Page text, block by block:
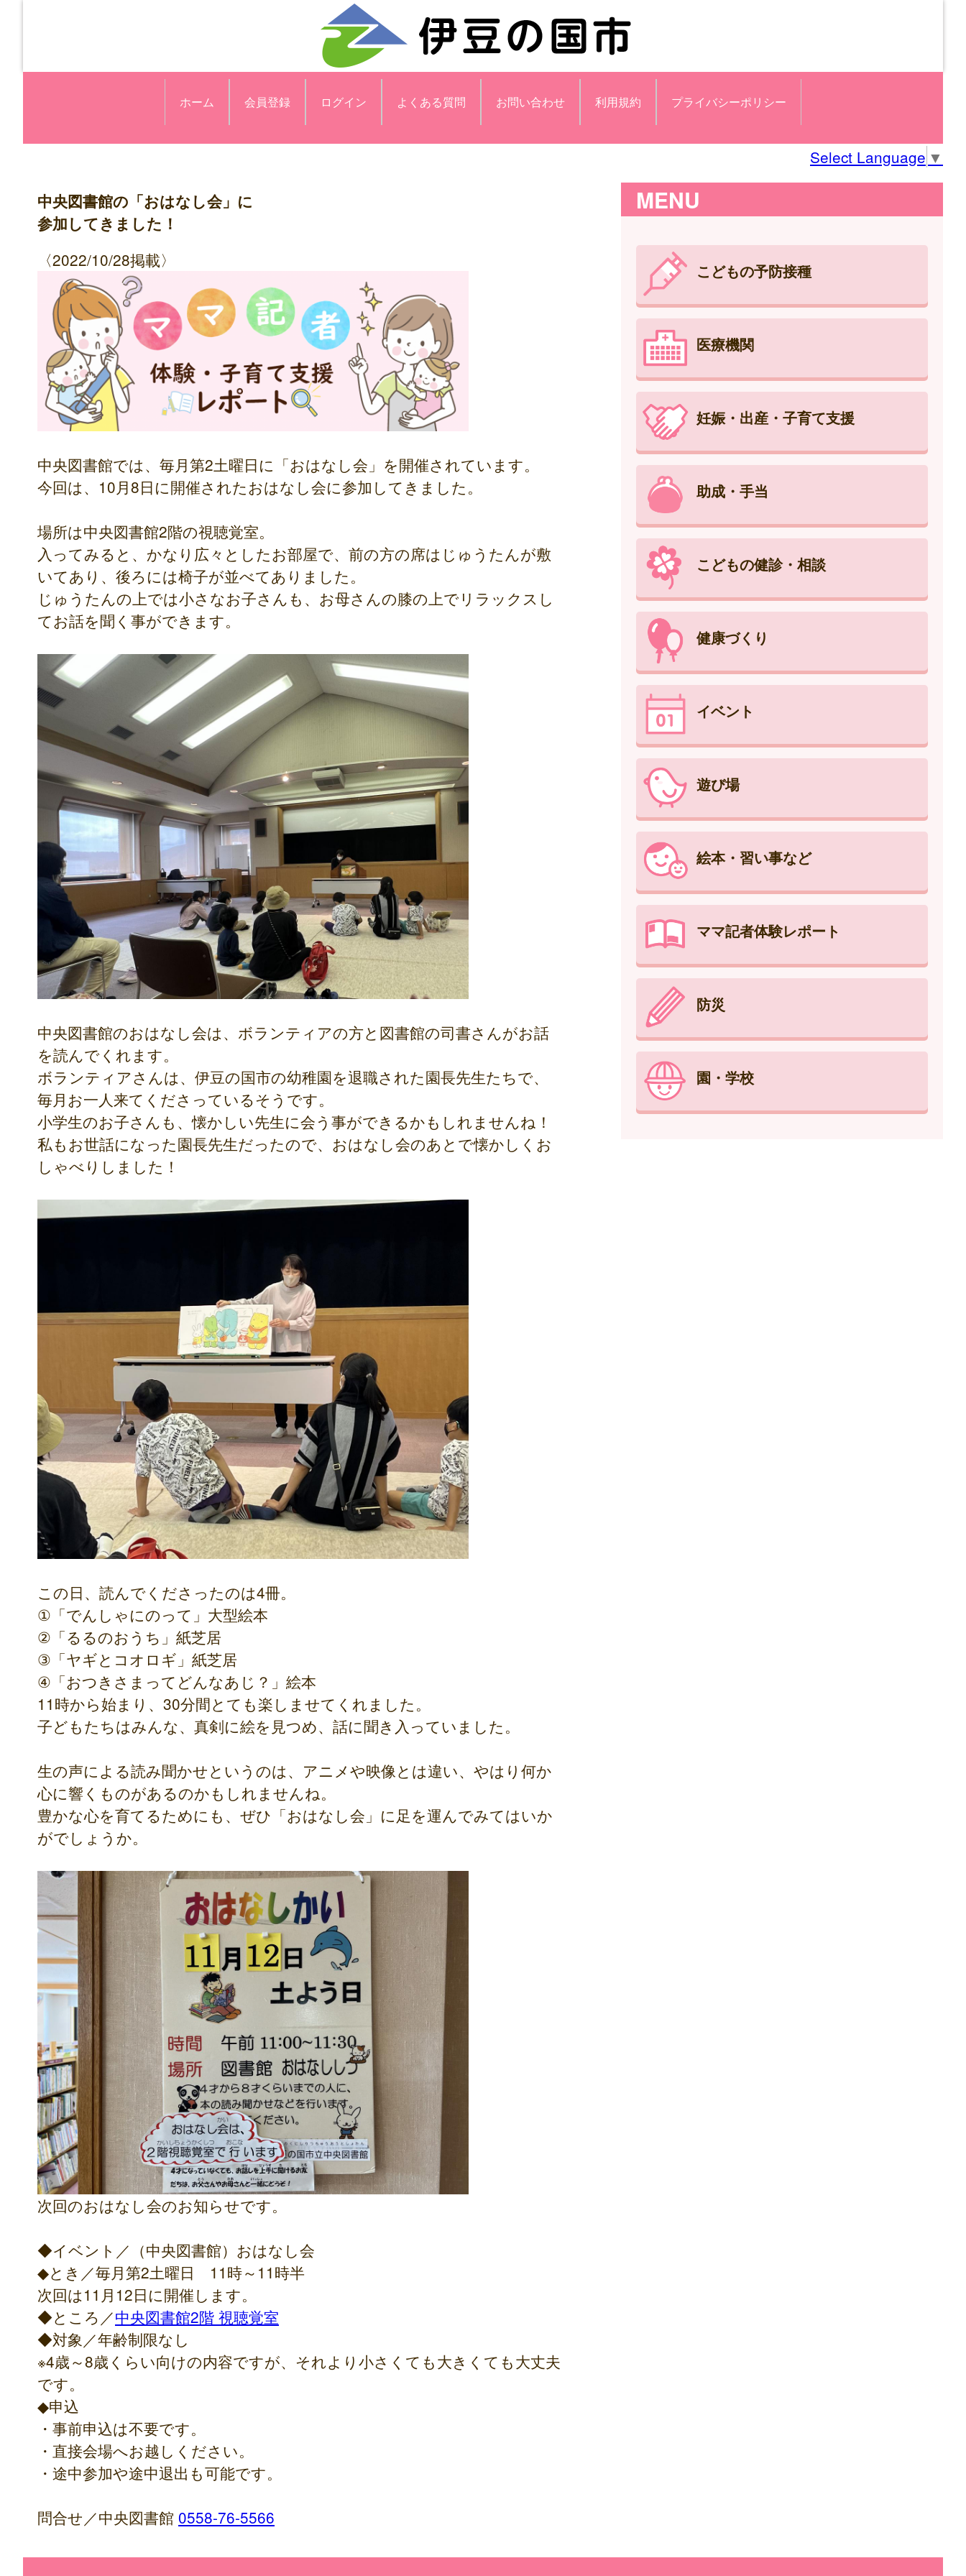
ホーム 会員登録 ログイン よくある質問 お問い合わせ 利用規約 プライバシーポリシー
Select Language ▼
中央図書館の「おはなし会」に
参加してきました！
〈2022/10/28掲載〉
中央図書館では、毎月第2土曜日に「おはなし会」を開催されています。
今回は、10月8日に開催されたおはなし会に参加してきました。
場所は中央図書館2階の視聴覚室。
入ってみると、かなり広々としたお部屋で、前の方の席はじゅうたんが敷
いてあり、後ろには椅子が並べてありました。
じゅうたんの上では小さなお子さんも、お母さんの膝の上でリラックスし
てお話を聞く事ができます。
中央図書館のおはなし会は、ボランティアの方と図書館の司書さんがお話
を読んでくれます。
ボランティアさんは、伊豆の国市の幼稚園を退職された園長先生たちで、
毎月お一人来てくださっているそうです。
小学生のお子さんも、懐かしい先生に会う事ができるかもしれませんね！
私もお世話になった園長先生だったので、おはなし会のあとで懐かしくお
しゃべりしました！
この日、読んでくださったのは4冊。
①「でんしゃにのって」大型絵本
②「るるのおうち」紙芝居
③「ヤギとコオロギ」紙芝居
④「おつきさまってどんなあじ？」絵本
11時から始まり、30分間とても楽しませてくれました。
子どもたちはみんな、真剣に絵を見つめ、話に聞き入っていました。
生の声による読み聞かせというのは、アニメや映像とは違い、やはり何か
心に響くものがあるのかもしれませんね。
豊かな心を育てるためにも、ぜひ「おはなし会」に足を運んでみてはいか
がでしょうか。
次回のおはなし会のお知らせです。
◆イベント／（中央図書館）おはなし会
◆とき／毎月第2土曜日 11時～11時半
次回は11月12日に開催します。
◆ところ／中央図書館2階 視聴覚室
◆対象／年齢制限なし
※4歳～8歳くらい向けの内容ですが、それより小さくても大きくても大丈夫
です。
◆申込
・事前申込は不要です。
・直接会場へお越しください。
・途中参加や途中退出も可能です。
問合せ／中央図書館 0558-76-5566
MENU
こどもの予防接種
医療機関
妊娠・出産・子育て支援
助成・手当
こどもの健診・相談
健康づくり
イベント
遊び場
絵本・習い事など
ママ記者体験レポート
防災
園・学校